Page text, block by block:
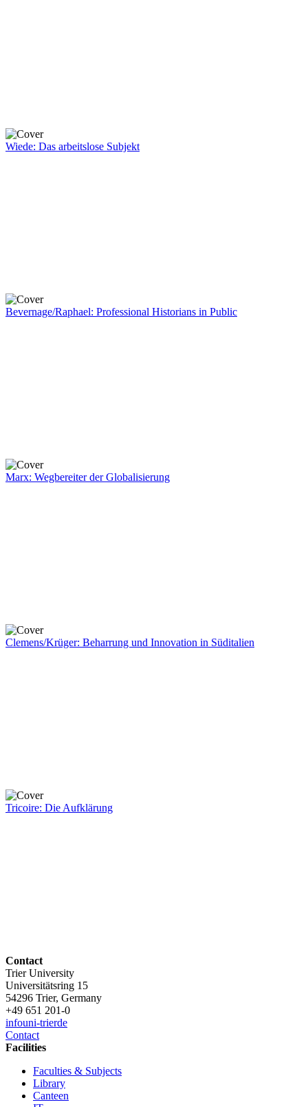
Wiede: Das arbeitslose Subjekt
Bevernage/Raphael: Professional Historians in Public
Marx: Wegbereiter der Globalisierung
Clemens/Krüger: Beharrung und Innovation in Süditalien
Tricoire: Die Aufklärung
Contact
Trier University
Universitätsring 15
54296 Trier, Germany
+49 651 201-0
infouni-trierde
Contact
Facilities
Faculties & Subjects
Library
Canteen